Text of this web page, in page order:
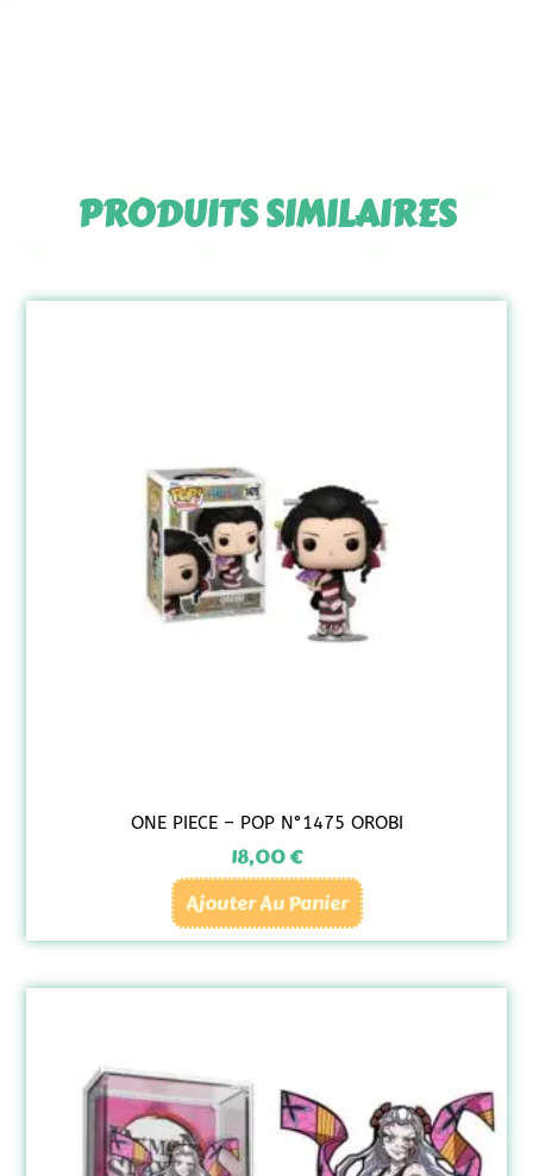
PRODUITS SIMILAIRES
ONE PIECE – POP N°1475 OROBI
18,00€
Ajouter Au Panier